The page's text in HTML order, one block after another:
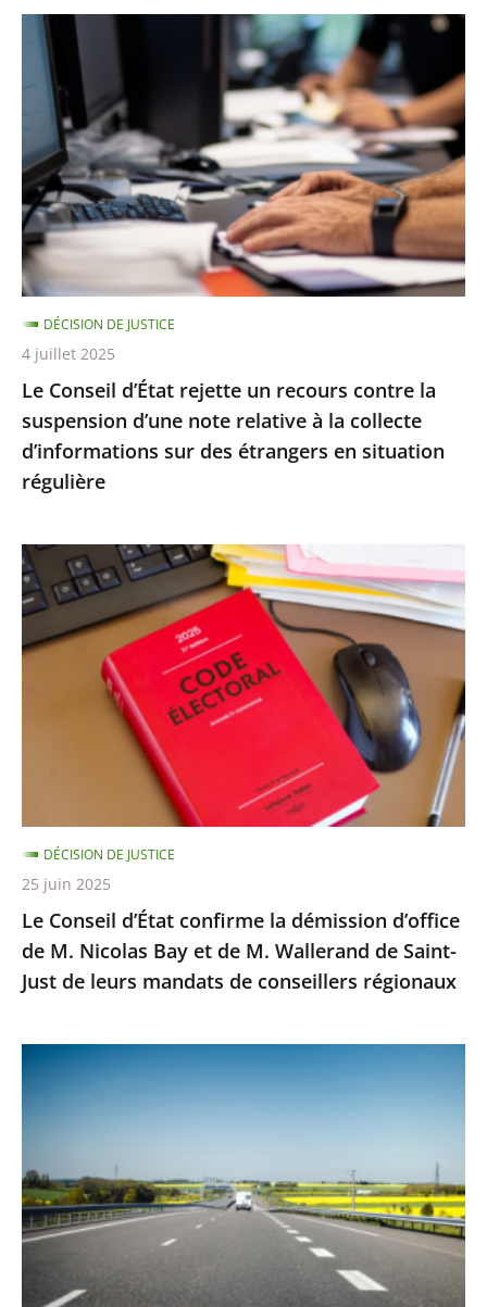
de
Bougival
Journal
officiel
Conseil
d’État
rejette
un
recours
contre
la
suspension
d’une
note
relative
à
la
collecte
d’informations
des
étrangers
en
situation
Le Conseil d’État rejette un recours contre la
suspension d’une note relative à la collecte
d’informations sur des étrangers en situation
régulière
DÉCISION DE JUSTICE
4 juillet 2025
Le
Conseil
d’État
confirme
Nicolas
Bay
et
de
M.
Wallerand
Saint-
Just
mandats
de
conseillers
Le Conseil d’État confirme la démission d’office
de M. Nicolas Bay et de M. Wallerand de Saint-
Just de leurs mandats de conseillers régionaux
DÉCISION DE JUSTICE
25 juin 2025
Autoroute
sur
un
litige
de